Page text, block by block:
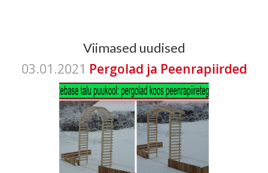
Viimased uudised
03.01.2021 Pergolad ja Peenrapiirded